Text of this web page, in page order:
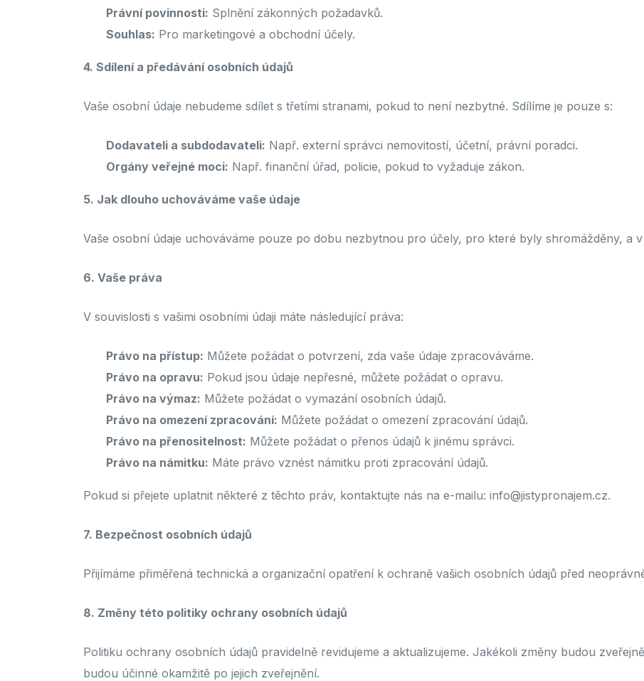
Právní povinnosti: Splnění zákonných požadavků.
Souhlas: Pro marketingové a obchodní účely.
4. Sdílení a předávání osobních údajů
Vaše osobní údaje nebudeme sdílet s třetími stranami, pokud to není nezbytné. Sdílíme je pouze s:
Dodavateli a subdodavateli: Např. externí správci nemovitostí, účetní, právní poradci.
Orgány veřejné moci: Např. finanční úřad, policie, pokud to vyžaduje zákon.
5. Jak dlouho uchováváme vaše údaje
Vaše osobní údaje uchováváme pouze po dobu nezbytnou pro účely, pro které byly shromážděny, a
6. Vaše práva
V souvislosti s vašimi osobními údaji máte následující práva:
Právo na přístup: Můžete požádat o potvrzení, zda vaše údaje zpracováváme.
Právo na opravu: Pokud jsou údaje nepřesné, můžete požádat o opravu.
Právo na výmaz: Můžete požádat o vymazání osobních údajů.
Právo na omezení zpracování: Můžete požádat o omezení zpracování údajů.
Právo na přenositelnost: Můžete požádat o přenos údajů k jinému správci.
Právo na námitku: Máte právo vznést námitku proti zpracování údajů.
Pokud si přejete uplatnit některé z těchto práv, kontaktujte nás na e-mailu: info@jistypronajem.cz.
7. Bezpečnost osobních údajů
Přijímáme přiměřená technická a organizační opatření k ochraně vašich osobních údajů před
8. Změny této politiky ochrany osobních údajů
Politiku ochrany osobních údajů pravidelně revidujeme a aktualizujeme. Jakékoli změny budou
budou účinné okamžitě po jejich zveřejnění.